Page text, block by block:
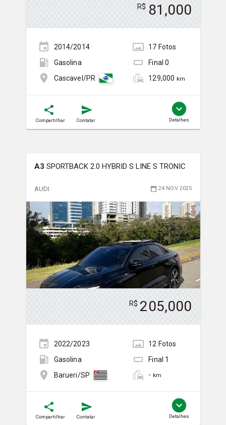
R$ 81,000
2014/2014 17 Fotos
Gasolina
Final0
Cascavel/PR
129,000 km
Compartilhar Contatar Detalhes
A3 SPORTBACK 2.0 HYBRID S LINE S TRONIC
AUDI 24 NOV 2025
R$ 205,000
2022/2023 12 Fotos
Gasolina
Final 1
Barueri/SP
- km
Compartilhar Contatar Detalhes